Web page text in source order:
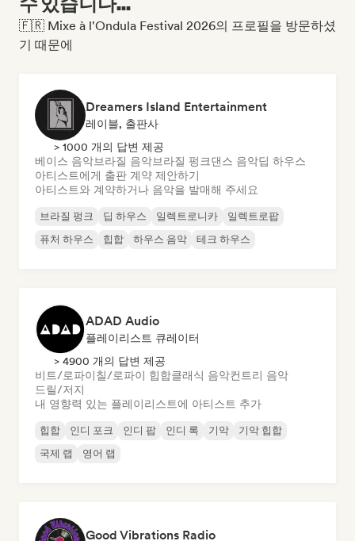
🇫🇷 Mixe à l'Ondula Festival 2026의 프로필을 방문하셨
기 때문에
Dreamers Island Entertainment
레이블, 출판사
> 1000 개의 답변 제공
베이스 음악브라질 음악브라질 펑크댄스 음악딥 하우스
아티스트에게 출판 계약 제안하기
아티스트와 계약하거나 음악을 발매해 주세요
브라질 펑크 딥 하우스 일렉트로니카
일렉트로팝
퓨처 하우스
힙합 하우스 음악 테크 하우스
ADAD Audio
플레이리스트 큐레이터
> 4900 개의 답변 제공
비트/로파이칠/로파이 힙합클래식 음악컨트리 음악
드릴/저지
내 영향력 있는 플레이리스트에 아티스트 추가
힙합 인디 포크 인디 팝 인디 록 기악
기악 힙합
국제 랩
영어 랩
Good Vibrations Radio